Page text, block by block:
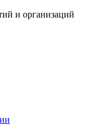
и организаций